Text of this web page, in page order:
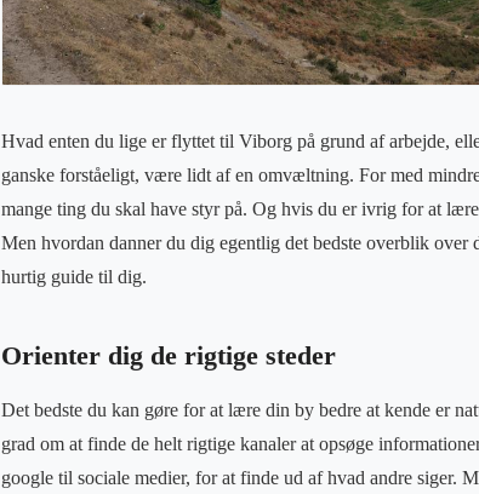
Hvad enten du lige er flyttet til Viborg på grund af arbejde,
ganske forståeligt, være lidt af en omvæltning. For med
mange ting du skal have styr på. Og hvis du er ivrig for at
Men hvordan danner du dig egentlig det bedste overblik
hurtig guide til dig.
Orienter dig de rigtige steder
Det bedste du kan gøre for at lære din by bedre at kende er
grad om at finde de helt rigtige kanaler at opsøge
google til sociale medier, for at finde ud af hvad andre siger.